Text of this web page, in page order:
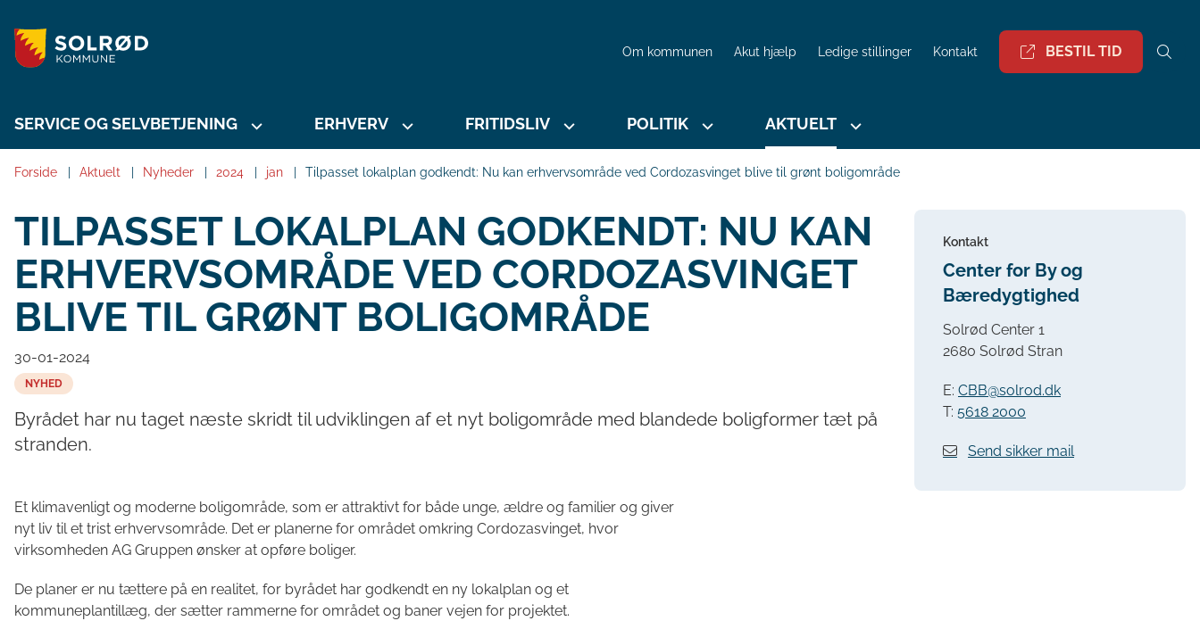
Om kommunen Akut hjælp Ledige stillinger Kontakt BESTIL TID
SERVICE OG SELVBETJENING ERHVERV FRITIDSLIV POLITIK AKTUELT
Forside Aktuelt Nyheder 2024 jan Tilpasset lokalplan godkendt: Nu kan erhvervsområde ved Cordozasvinget blive til grønt boligområde
TILPASSET LOKALPLAN GODKENDT: NU KAN
ERHVERVSOMRÅDE VED CORDOZASVINGET
BLIVE TIL GRØNT BOLIGOMRÅDE
30-01-2024
NYHED
Byrådet har nu taget næste skridt til udviklingen af et nyt boligområde med blandede boligformer tæt på
stranden.
Et klimavenligt og moderne boligområde, som er attraktivt for både unge, ældre og familier og giver
nyt liv til et trist erhvervsområde. Det er planerne for området omkring Cordozasvinget, hvor
virksomheden AG Gruppen ønsker at opføre boliger.
De planer er nu tættere på en realitet, for byrådet har godkendt en ny lokalplan og et
kommuneplantillæg, der sætter rammerne for området og baner vejen for projektet.
Kontakt
Center for By og
Bæredygtighed
Solrød Center 1
2680 Solrød Stran
E: CBB@solrod.dk
T: 5618 2000
Send sikker mail